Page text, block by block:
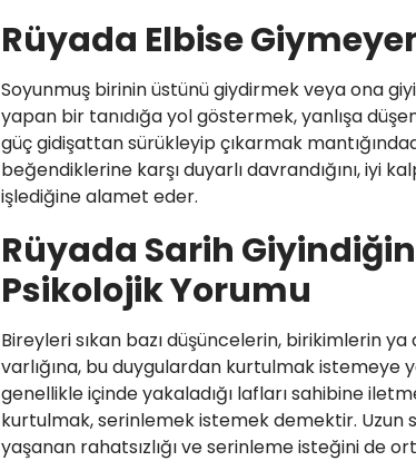
Rüyada Elbise
Soyunmuş birinin üstünü giydirmek veya ona
yapan bir tanıdığa yol göstermek, yanlışa
güç gidişattan sürükleyip çıkarmak
beğendiklerine karşı duyarlı davrandığını, iyi
işlediğine alamet eder.
Rüyada Sarih
Psikolojik Yorumu
Bireyleri sıkan bazı düşüncelerin, birikimlerin ya
varlığına, bu duygulardan kurtulmak istemeye
genellikle içinde yakaladığı lafları sahibine
kurtulmak, serinlemek istemek demektir. Uzun
yaşanan rahatsızlığı ve serinleme isteğini de